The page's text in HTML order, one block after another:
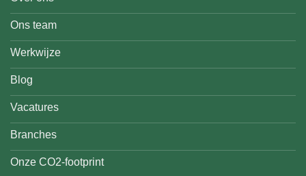
Ons team
Werkwijze
Blog
Vacatures
Branches
Onze CO2-footprint